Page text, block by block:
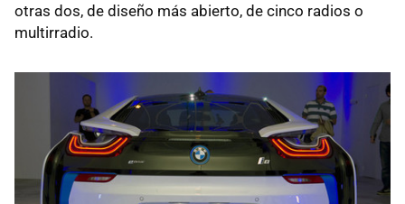
otras dos, de diseño más abierto, de cinco radios o
multirradio.